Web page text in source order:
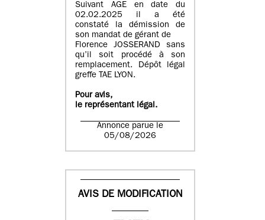
Suivant AGE en date du
02.02.2025 il a été
constaté la démission de
son mandat de gérant de
Florence JOSSERAND sans
qu’il soit procédé à son
remplacement. Dépôt légal
greffe TAE LYON.
Pour avis,
le représentant légal.
Annonce parue le
05/08/2026
AVIS DE MODIFICATION